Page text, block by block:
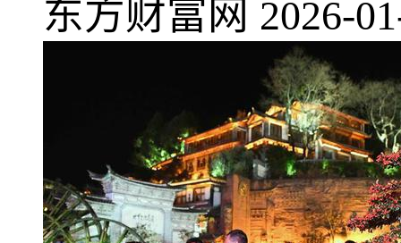
东方财富网 2026-